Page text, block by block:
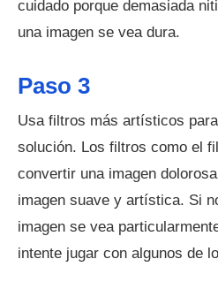
cuidado porque demasiada
una imagen se vea dura.
Paso 3
Usa filtros más artísticos
solución. Los filtros como el
convertir una imagen
imagen suave y artística. Si
imagen se vea
intente jugar con algunos de